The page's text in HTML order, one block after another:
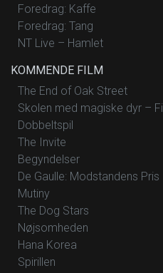
Foredrag: Kaffe
Foredrag: Tang
NT Live – Hamlet
KOMMENDE FILM
The End of Oak Street
Skolen med magiske dyr –
Dobbeltspil
The Invite
Begyndelser
De Gaulle: Modstandens Pris
Mutiny
The Dog Stars
Nøjsomheden
Hana Korea
Spirillen